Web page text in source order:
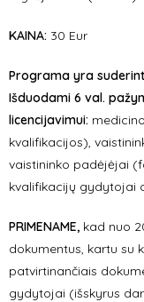
KAINA: 30 Eur
Programa yra
Išduodami 6 val.
licencijavimui:
kvalifikacijos),
vaistininko padėjėjai
kvalifikacijų gydytojai
PRIMENAME, kad nuo
dokumentus, kartu su
patvirtinančiais
gydytojai (išskyrus